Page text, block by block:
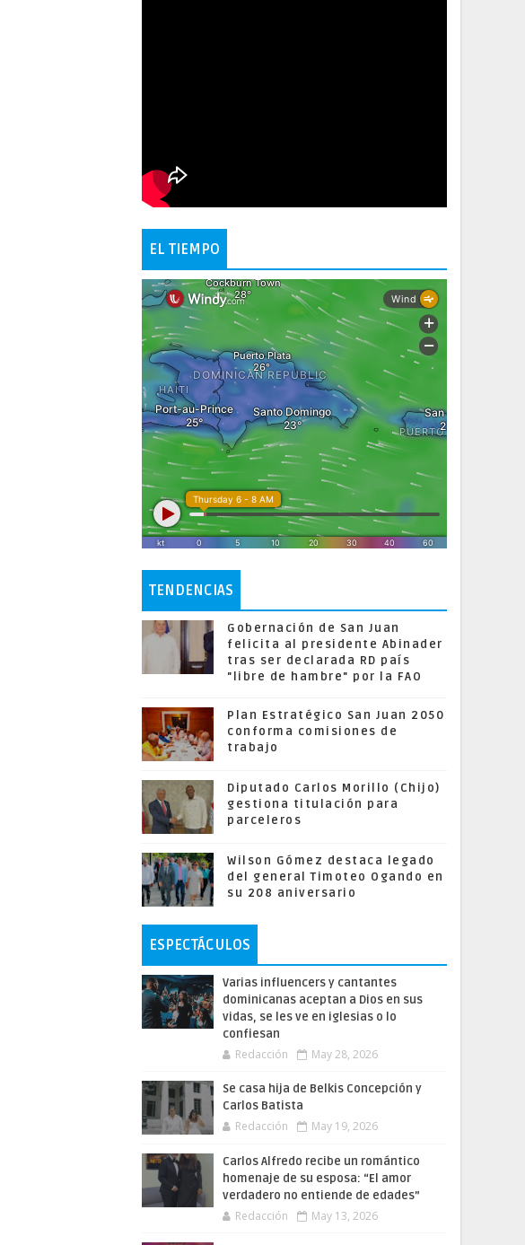
EL TIEMPO
TENDENCIAS
Gobernación de San Juan
felicita al presidente Abinader
tras ser declarada RD país
"libre de hambre" por la FAO
Plan Estratégico San Juan 2050
conforma comisiones de
trabajo
Diputado Carlos Morillo (Chijo)
gestiona titulación para
parceleros
Wilson Gómez destaca legado
del general Timoteo Ogando en
su 208 aniversario
ESPECTÁCULOS
Varias influencers y cantantes
dominicanas aceptan a Dios en sus
vidas, se les ve en iglesias o lo
confiesan
Redacción May 28, 2026
Se casa hija de Belkis Concepción y
Carlos Batista
Redacción May 19, 2026
Carlos Alfredo recibe un romántico
homenaje de su esposa: “El amor
verdadero no entiende de edades”
Redacción May 13, 2026